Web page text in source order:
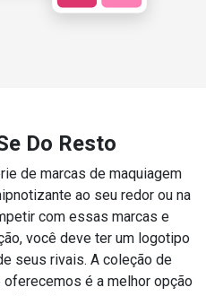
Do Resto
de marcas de maquiagem
ao seu redor ou na
com essas marcas e
você deve ter um logotipo
seus rivais. A coleção de
é a melhor opção